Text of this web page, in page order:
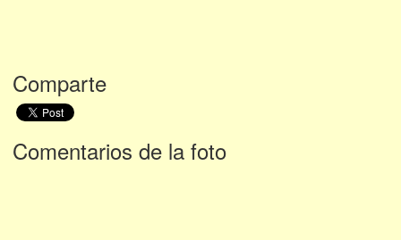
Comparte
Comentarios de la foto